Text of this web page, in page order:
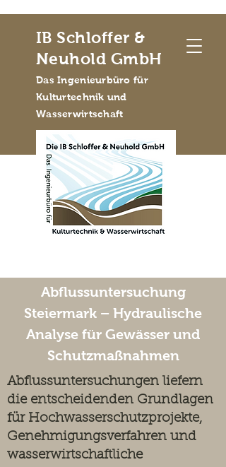
IB Schloffer &
Neuhold GmbH
Das Ingenieurbüro für
Kulturtechnik und
Wasserwirtschaft
Abflussuntersuchung
Steiermark – Hydraulische
Analyse für Gewässer und
Schutzmaßnahmen
Abflussuntersuchungen liefern
die entscheidenden Grundlagen
für Hochwasserschutzprojekte,
Genehmigungsverfahren und
wasserwirtschaftliche